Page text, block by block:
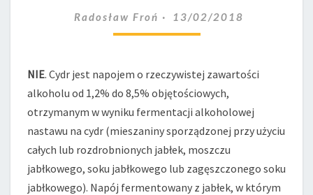
MOŻE
PRZEKROCZYĆ
Radosław Froń 13/02/2018
NIE. Cydr jest napojem o rzeczywistej zawartości
alkoholu od 1,2% do 8,5% objętościowych,
otrzymanym w wyniku fermentacji alkoholowej
nastawu na cydr (mieszaniny sporządzonej przy użyciu
całych lub rozdrobnionych jabłek, moszczu
jabłkowego, soku jabłkowego lub zagęszczonego soku
jabłkowego). Napój fermentowany z jabłek, w którym